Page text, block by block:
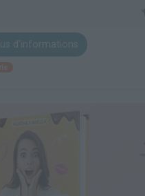
d'informations